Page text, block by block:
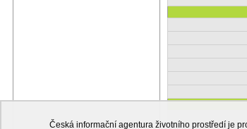
Česká informační agentura životního prostředí je